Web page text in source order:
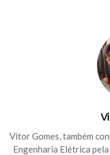
Vitor Gomes, também
Engenharia Elétrica